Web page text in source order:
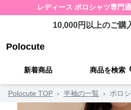
レディース ポロシャツ専門
10,000円以上のご購
Polocute
新着商品 商品を検索
Polocute TOP › 半袖の一覧 › ポロ